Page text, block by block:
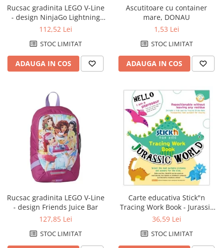
Rucsac gradinita LEGO V-Line
- design NinjaGo Lightning
Battle
112,52 Lei
STOC LIMITAT
ADAUGA IN COS
Ascutitoare cu container
mare, DONAU
1,53 Lei
STOC LIMITAT
ADAUGA IN COS
Rucsac gradinita LEGO V-Line
- design Friends Juice Bar
127,85 Lei
STOC LIMITAT
Carte educativa Stick"n
Tracing Work Book - Jurassic
World
36,59 Lei
STOC LIMITAT